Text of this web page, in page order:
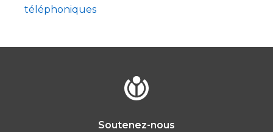
téléphoniques
Soutenez-nous